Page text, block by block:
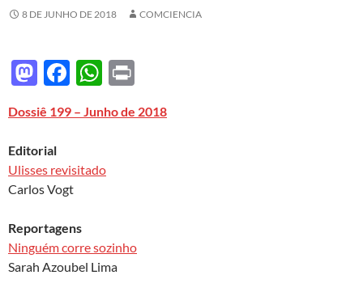
8 DE JUNHO DE 2018 COMCIENCIA
M
to
d
o
n
F
e
o
o
k
W
at
A
nt
Dossiê 199 – Junho de 2018
Editorial
Ulisses revisitado
Carlos Vogt
Reportagens
Ninguém corre sozinho
Sarah Azoubel Lima